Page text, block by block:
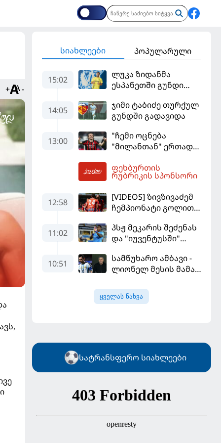
+ -
სიახლეები პოპულარული
15:02
ლუკა ზიდანმა
ესპანეთში გუნდი
14:05
ჯიმი ტაბიძე თურქულ
გუნდში გადავიდა
13:00
"ჩემი ოცნება
"მილანთან" ერთად
მოდრიჩმა
"როსონერიში" თავის
ფეხბურთის
რუბრიკის სპონსორი
12:58
[VIDEOS] ზივზივაძემ
ჩემპიონატი გოლით,
გამარჯვებით დაიწყო
11:02
პსჟ მეკარის შეძენას
და "იუვენტუსში"
აპირებს
10:51
სამწუხარო ამბავი -
ლიონელ მესის მამა
გარდაიცვალა
ყველას ნახვა
სატრანსფერო სიახლეები